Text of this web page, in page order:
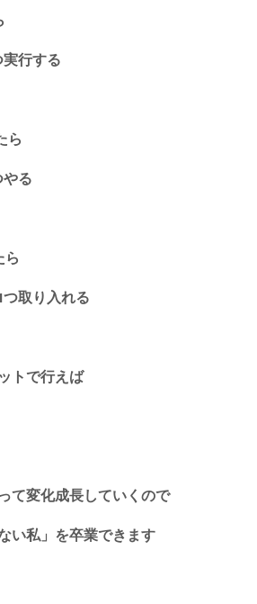
行する
ら
る
ら
取り入れる
トで行えば
て変化成長していくので
い私」を卒業できます